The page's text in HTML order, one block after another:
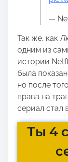
—
Так же, как
одним из
истории
была
но после
права на
сериал стал
Ты 4